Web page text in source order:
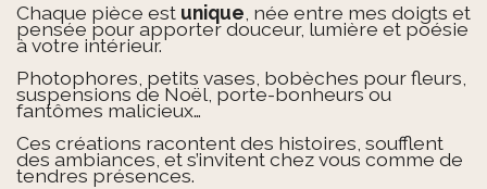
Chaque pièce est unique, née entre mes doigts et
pensée pour apporter douceur, lumière et poésie
à votre intérieur.
Photophores, petits vases, bobèches pour fleurs,
suspensions de Noël, porte-bonheurs ou
fantômes malicieux…
Ces créations racontent des histoires, soufflent
des ambiances, et s’invitent chez vous comme de
tendres présences.